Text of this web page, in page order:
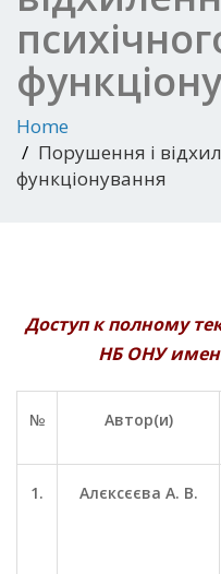
Home
Порушення і
функціонування
Доступ к полному
НБ ОНУ
№ Автор(и)
1. Алєксєєва А. В.